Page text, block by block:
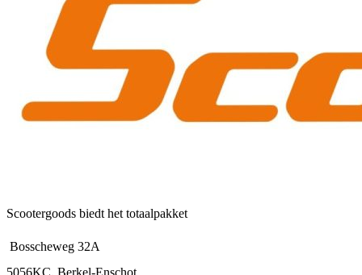
Scootergoods biedt het totaalpakket
Bosscheweg 32A
5056KC, Berkel-Enschot